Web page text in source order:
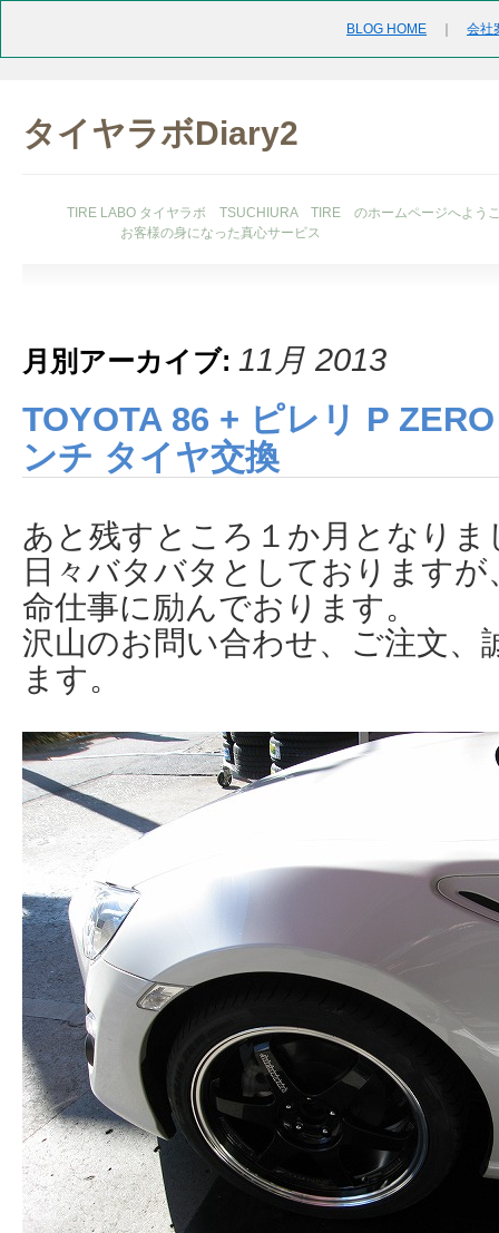
BLOG HOME 会社
タイヤラボDiary2
TIRE LABO タイヤラボ TSUCHIURA TIRE のホームページへよう
お客様の身になった真心サービス
月別アーカイブ: 11月 2013
TOYOTA 86 + ピレリ P
ンチ タイヤ交換
あと残すところ１か月となりま
日々バタバタとしております
命仕事に励んでおります。
沢山のお問い合わせ、ご注文、
ます。